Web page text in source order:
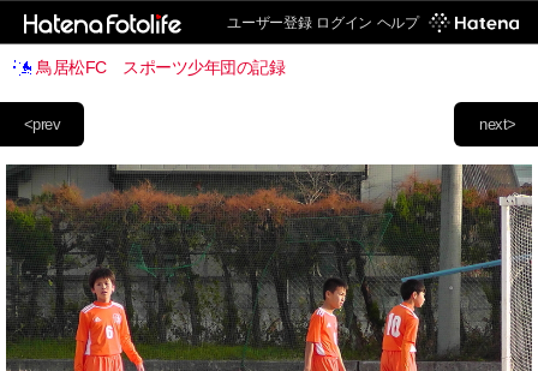
ユーザー登録 ログイン ヘルプ
鳥居松FC スポーツ少年団の記録
next>
<prev